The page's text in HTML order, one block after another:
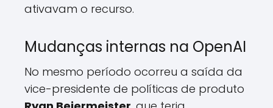
ativavam o recurso.
Mudanças internas na OpenAI
No mesmo período ocorreu a saída da
vice-presidente de políticas de produto